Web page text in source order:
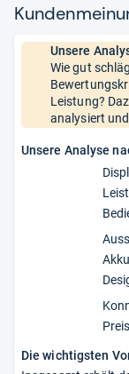
Unsere
Wie gut
Leistung?
analysiert
Unsere Analyse
Akku
Die wichtigsten